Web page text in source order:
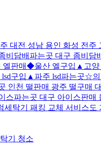
대전 성남 용인 화성 전
비담배파는곳 대구 좀비
엘판매◆울산 엘구입▲고
lsd구입▲파주 lsd파는곳☆
인천 떨판매 광주 떨구매
스파는곳 대구 아이스판
세탁기 패킹 교체 서비스도
기 청소